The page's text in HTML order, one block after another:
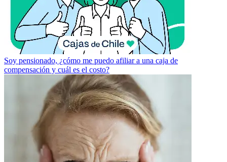
Soy pensionado, ¿cómo me puedo afiliar a una caja de
compensación y cuál es el costo?